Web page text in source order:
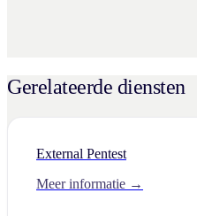
Gerelateerde diensten
External Pentest
Meer informatie →